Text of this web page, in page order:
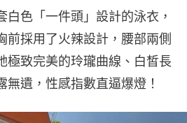
白色「一件頭」設計的泳衣，
前採用了火辣設計，腰部兩側
極致完美的玲瓏曲線、白皙長
無遺，性感指數直逼爆燈！